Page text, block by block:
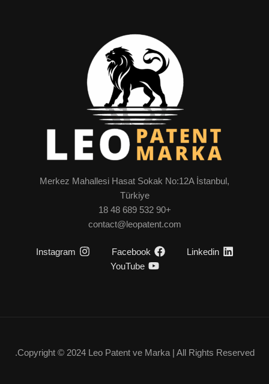
Merkez Mahallesi Hasat Sokak No:12A İstanbul,
Türkiye
+90 532 689 48 18
contact@leopatent.com
Linkedin
Facebook
Instagram
YouTube
Copyright © 2024 Leo Patent ve Marka | All Rights Reserved.